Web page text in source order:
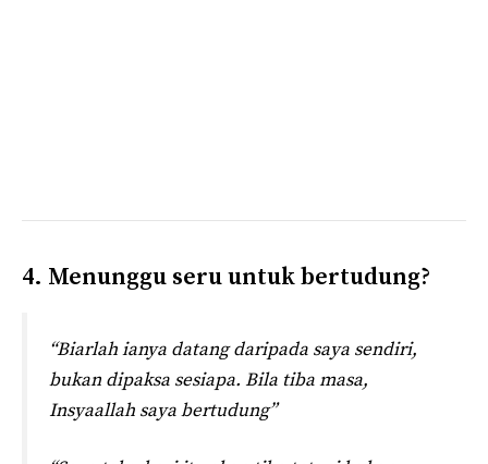
4. Menunggu seru untuk bertudung?
“Biarlah ianya datang daripada saya sendiri,
bukan dipaksa sesiapa. Bila tiba masa,
Insyaallah saya bertudung”